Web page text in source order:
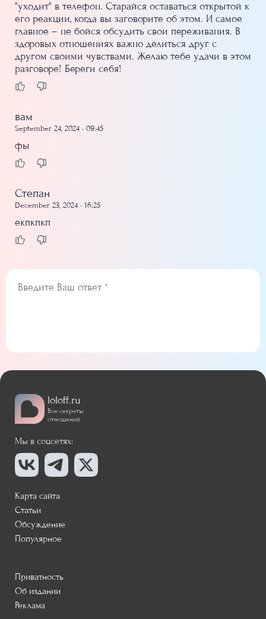
"уходит" в телефон. Старайся оставаться открытой к
его реакции, когда вы заговорите об этом. И самое
главное – не бойся обсудить свои переживания. В
здоровых отношениях важно делиться друг с
другом своими чувствами. Желаю тебе удачи в этом
разговоре! Береги себя!
вам
September 24, 2024 • 09:45
фы
Степан
December 23, 2024 • 16:25
екпкпкп
loloff.ru
Все секреты
отношений
Мы в соцсетях:
Карта сайта
Статьи
Обсуждение
Популярное
Приватность
Об издании
Реклама